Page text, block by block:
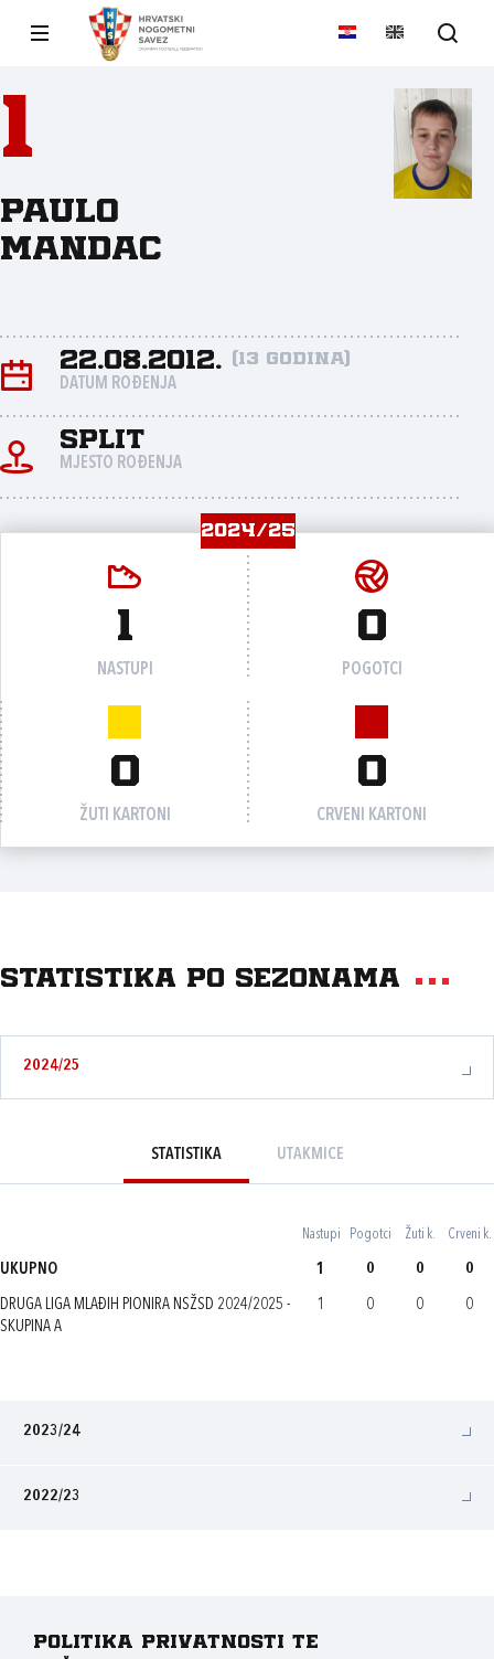
1
Paulo
Mandac
22.08.2012. (13 godina)
DATUM ROĐENJA
Split
MJESTO ROĐENJA
2024/25
1
NASTUPI
0
POGOTCI
0
ŽUTI KARTONI
0
CRVENI KARTONI
Statistika po sezonama
2024/25
STATISTIKA UTAKMICE
Nastupi Pogotci Žuti k. Crveni k.
UKUPNO 1 0 0 0
DRUGA LIGA MLAĐIH PIONIRA NSŽSD 2024/2025 -
SKUPINA A
1 0 0 0
2023/24
2022/23
Politika privatnosti te